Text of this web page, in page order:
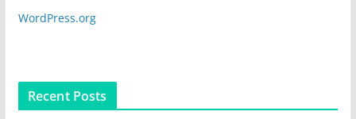
WordPress.org
Recent Posts